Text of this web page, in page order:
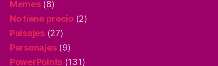
Memes(8)
No tiene precio(2)
Paisajes(27)
Personajes(9)
PowerPoints (131)